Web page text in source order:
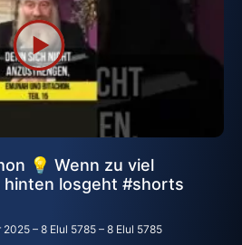
💡 Wenn zu viel
losgeht #shorts
2025 – 8 Elul 5785 – 8 Elul 5785